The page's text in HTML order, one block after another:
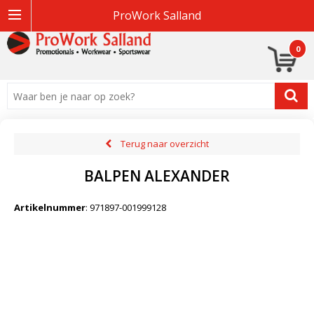
ProWork Salland
0
Terug naar overzicht
BALPEN ALEXANDER
Artikelnummer: 971897-001999128